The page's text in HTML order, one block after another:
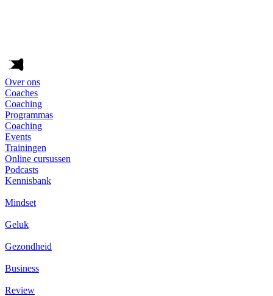
Over ons
Coaches
Coaching
Programmas
Coaching
Events
Trainingen
Online cursussen
Podcasts
Kennisbank
Mindset
Geluk
Gezondheid
Business
Review